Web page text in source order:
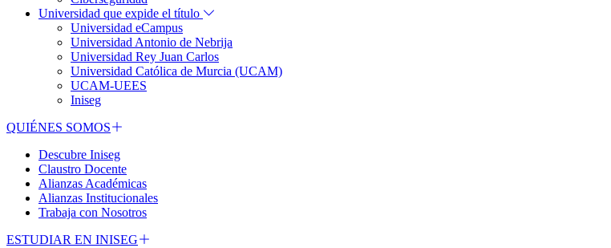
Universidad que expide el título
Universidad eCampus
Universidad Antonio de Nebrija
Universidad Rey Juan Carlos
Universidad Católica de Murcia (UCAM)
UCAM-UEES
Iniseg
QUIÉNES SOMOS
Descubre Iniseg
Claustro Docente
Alianzas Académicas
Alianzas Institucionales
Trabaja con Nosotros
ESTUDIAR EN INISEG